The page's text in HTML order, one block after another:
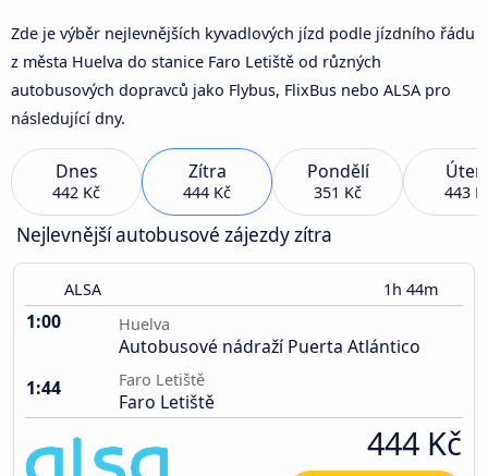
Zde je výběr nejlevnějších kyvadlových jízd podle jízdního řádu
z města Huelva do stanice Faro Letiště od různých
autobusových dopravců jako Flybus, FlixBus nebo ALSA pro
následující dny.
Dnes
442 Kč
Zítra
444 Kč
Pondělí
351 Kč 443
Nejlevnější autobusové zájezdy zítra
ALSA 1h 44m
1:00 Huelva
Autobusové nádraží Puerta Atlántico
1:44
Faro Letiště
Faro Letiště
444 Kč